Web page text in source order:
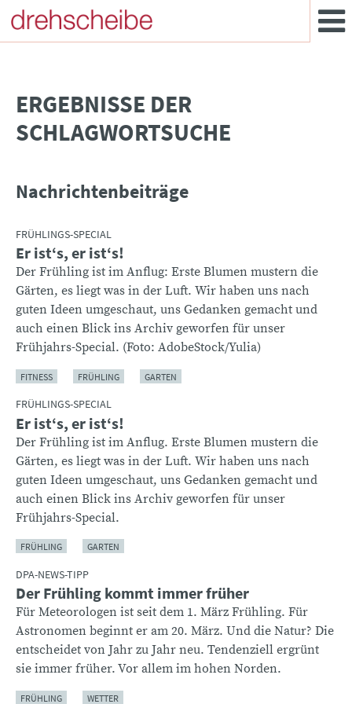
­ERGEBNISSE DER
SCHLAGWORTSUCHE
Nachrichtenbeiträge
FRÜHLINGS-SPECIAL
Er ist‘s, er ist‘s!
Der Frühling ist im Anflug: Erste Blumen mustern die
Gärten, es liegt was in der Luft. Wir haben uns nach
guten Ideen umgeschaut, uns Gedanken gemacht und
auch einen Blick ins Archiv geworfen für unser
Frühjahrs-Special. (Foto: AdobeStock/Yulia)
FITNESS FRÜHLING GARTEN
FRÜHLINGS-SPECIAL
Er ist‘s, er ist‘s!
Der Frühling ist im Anflug. Erste Blumen mustern die
Gärten, es liegt was in der Luft. Wir haben uns nach
guten Ideen umgeschaut, uns Gedanken gemacht und
auch einen Blick ins Archiv geworfen für unser
Frühjahrs-Special.
FRÜHLING GARTEN
DPA-NEWS-TIPP
Der Frühling kommt immer früher
Für Meteorologen ist seit dem 1. März Frühling. Für
Astronomen beginnt er am 20. März. Und die Natur? Die
entscheidet von Jahr zu Jahr neu. Tendenziell ergrünt
sie immer früher. Vor allem im hohen Norden.
FRÜHLING WETTER